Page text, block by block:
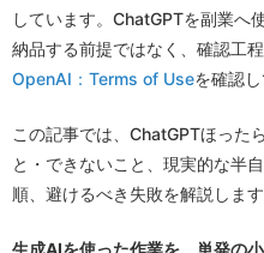
しています。ChatGPTを副業へ
納品する前提ではなく、確認工
OpenAI：Terms of Useを確認し
この記事では、ChatGPTほった
と・できないこと、現実的な半
順、避けるべき失敗を解説します
生成AIを使った作業を、単発の